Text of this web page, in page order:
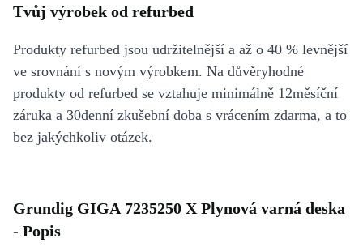
Tvůj výrobek od refurbed
Produkty refurbed jsou udržitelnější a až o 40 % levnější
ve srovnání s novým výrobkem. Na důvěryhodné
produkty od refurbed se vztahuje minimálně 12měsíční
záruka a 30denní zkušební doba s vrácením zdarma, a to
bez jakýchkoliv otázek.
Grundig GIGA 7235250 X Plynová varná deska
- Popis